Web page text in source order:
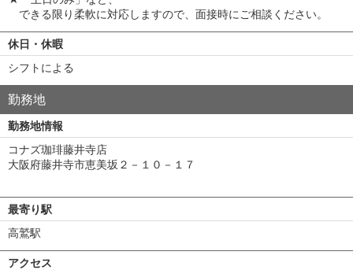
できる限り柔軟に対応しますので、面接時にご相談ください。
休日・休暇
シフトによる
勤務地
勤務地情報
コナズ珈琲藤井寺店
大阪府藤井寺市恵美坂２－１０－１７
最寄り駅
高鷲駅
アクセス